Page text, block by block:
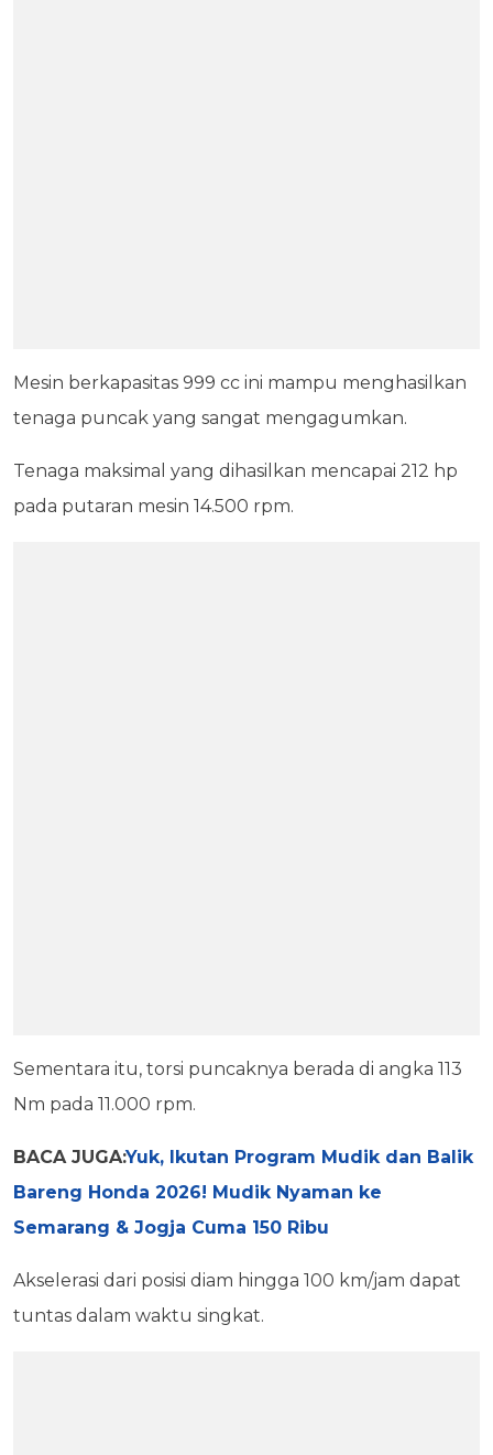
Mesin berkapasitas 999 cc ini mampu menghasilkan
tenaga puncak yang sangat mengagumkan.
Tenaga maksimal yang dihasilkan mencapai 212 hp
pada putaran mesin 14.500 rpm.
Sementara itu, torsi puncaknya berada di angka 113
Nm pada 11.000 rpm.
BACA JUGA:Yuk, Ikutan Program Mudik dan Balik
Bareng Honda 2026! Mudik Nyaman ke
Semarang & Jogja Cuma 150 Ribu
Akselerasi dari posisi diam hingga 100 km/jam dapat
tuntas dalam waktu singkat.